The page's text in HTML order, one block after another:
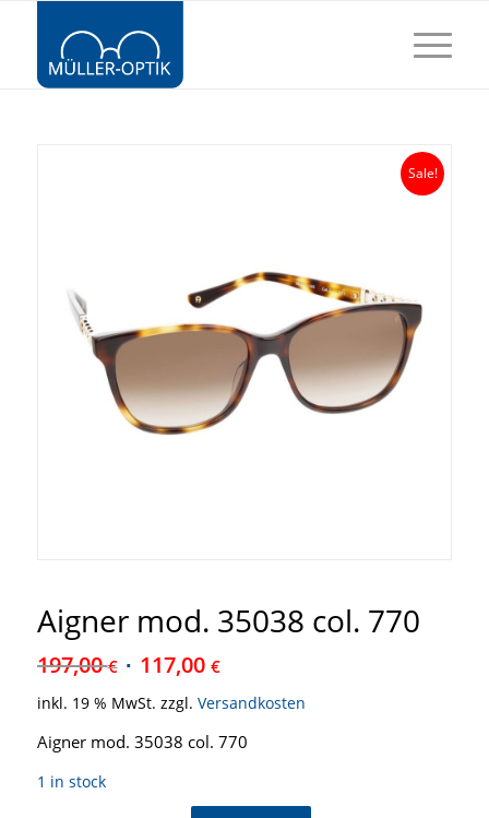
Sale!
Aigner mod. 35038 col. 770
197,00€ 117,00 €
inkl. 19 % MwSt. zzgl. Versandkosten
Aigner mod. 35038 col. 770
1 in stock